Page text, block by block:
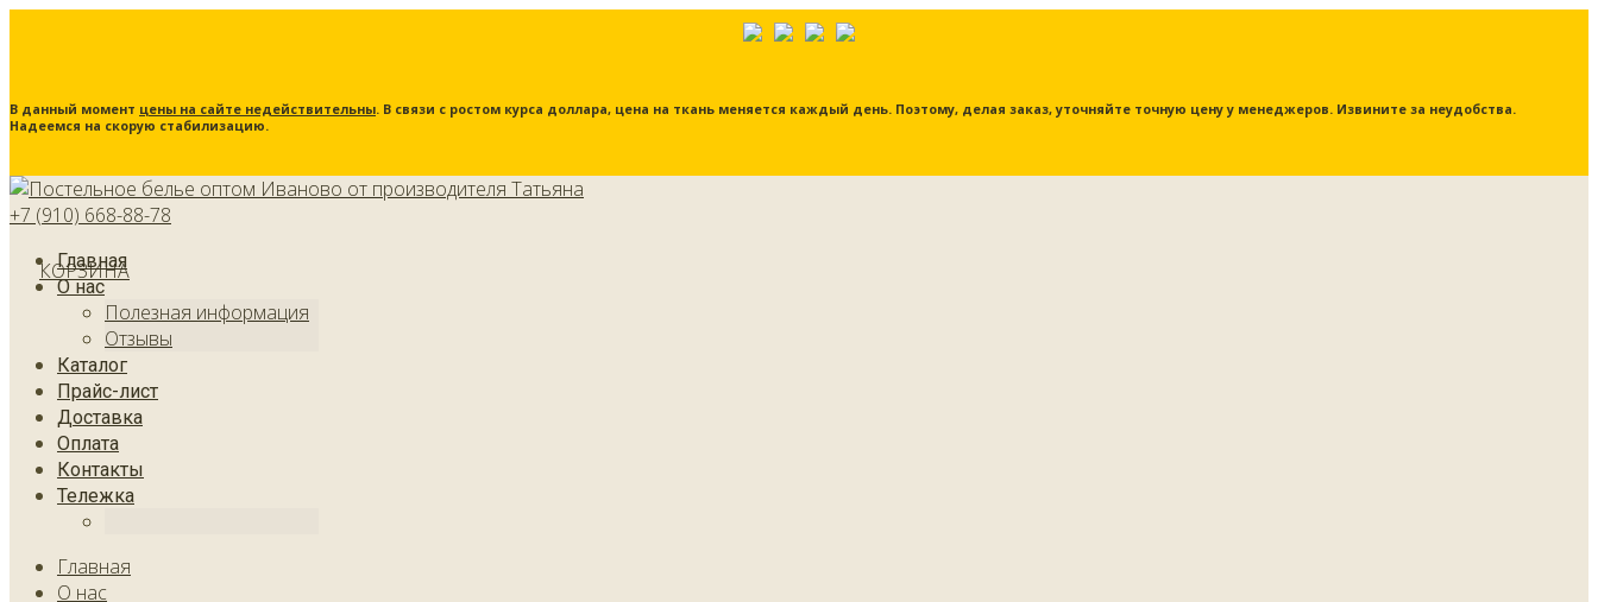
В данный момент цены на сайте недействительны. В связи с ростом курса доллара, цена на ткань меняется каждый день. Поэтому, делая заказ, уточняйте точную цену у менеджеров. Извините за неудобства.
Надеемся на скорую стабилизацию.
+7 (910) 668-88-78
КОРЗИНА
Главная
О нас
Полезная информация
Отзывы
Каталог
Прайс-лист
Доставка
Оплата
Контакты
Тележка
Главная
О нас